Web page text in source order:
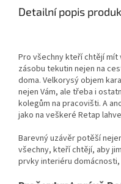
Detailní popis
Pro všechny kteří chtějí
zásobu tekutin nejen na
doma. Velkorysý objem
nejen Vám, ale třeba i
kolegům na pracovišti. A
jako na veškeré Retap
Barevný uzávěr potěší
všechny, kteří chtějí, aby
prvky interiéru